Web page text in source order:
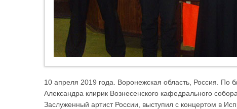
10 апреля 2019 года. Воронежская область, Россия. По
Александра клирик Вознесенского кафедрального
Заслуженный артист России, выступил с концертом в